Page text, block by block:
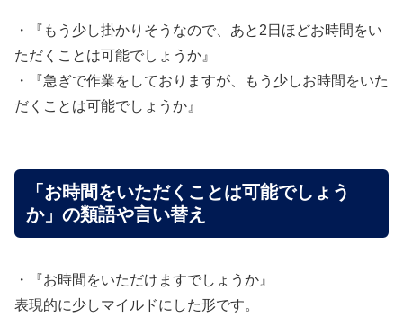
・『もう少し掛かりそうなので、あと2日ほどお時間をい
ただくことは可能でしょうか』
・『急ぎで作業をしておりますが、もう少しお時間をいた
だくことは可能でしょうか』
「お時間をいただくことは可能でしょう
か」の類語や言い替え
・『お時間をいただけますでしょうか』
表現的に少しマイルドにした形です。